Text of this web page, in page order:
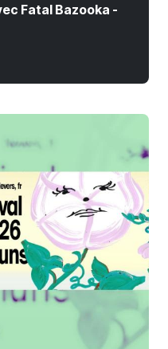
Fatal Bazooka -